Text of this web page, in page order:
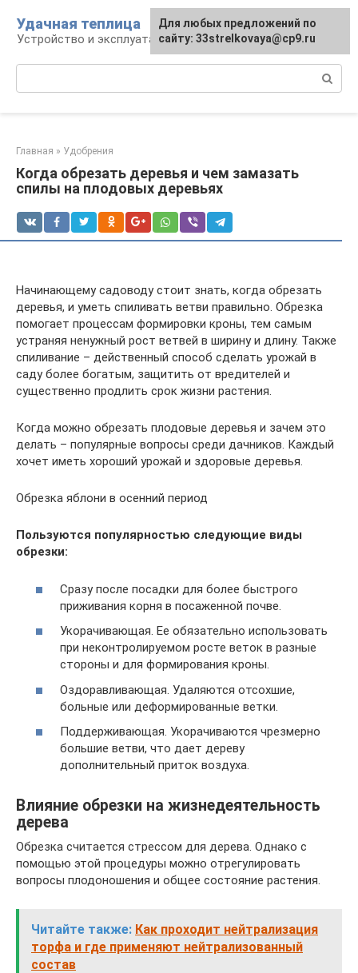
контенту
Удачная теплица
Устройство и эксплуатация теплиц
Главная » Удобрения
Когда обрезать деревья и чем замазать
спилы на плодовых деревьях
Начинающему садоводу стоит знать, когда обрезать
деревья, и уметь спиливать ветви правильно. Обрезка
помогает процессам формировки кроны, тем самым
устраняя ненужный рост ветвей в ширину и длину. Также
спиливание – действенный способ сделать урожай в
саду более богатым, защитить от вредителей и
существенно продлить срок жизни растения.
Когда можно обрезать плодовые деревья и зачем это
делать – популярные вопросы среди дачников. Каждый
хочет иметь хороший урожай и здоровые деревья.
Обрезка яблони в осенний период
Пользуются популярностью следующие виды
обрезки:
Сразу после посадки для более быстрого
приживания корня в посаженной почве.
Укорачивающая. Ее обязательно использовать
при неконтролируемом росте веток в разные
стороны и для формирования кроны.
Оздоравливающая. Удаляются отсохшие,
больные или деформированные ветки.
Поддерживающая. Укорачиваются чрезмерно
большие ветви, что дает дереву
дополнительный приток воздуха.
Влияние обрезки на жизнедеятельность
дерева
Обрезка считается стрессом для дерева. Однако с
помощью этой процедуры можно отрегулировать
вопросы плодоношения и общее состояние растения.
Читайте также: Как проходит нейтрализация
торфа и где применяют нейтрализованный
состав
Для любых предложений по
сайту: 33strelkovaya@cp9.ru